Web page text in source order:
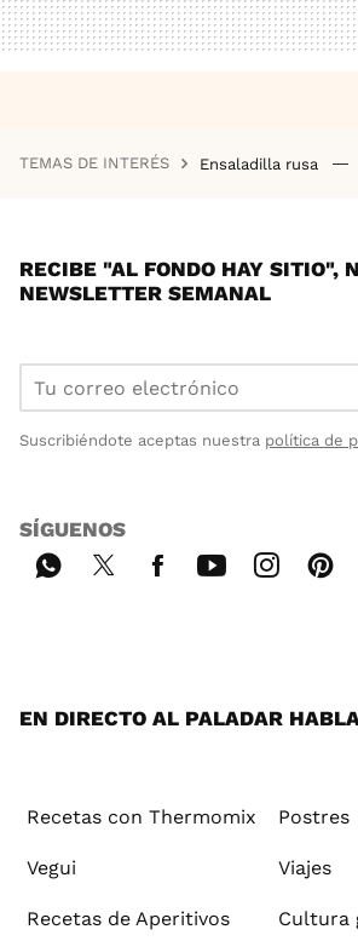
TEMAS DE INTERÉS Ensaladilla rusa
RECIBE "AL FONDO HAY SITIO",
NEWSLETTER SEMANAL
Suscribiéndote aceptas nuestra política de
SÍGUENOS
EN DIRECTO AL PALADAR
Recetas con Thermomix Postres
Vegui Viajes
Recetas de Aperitivos Cultura